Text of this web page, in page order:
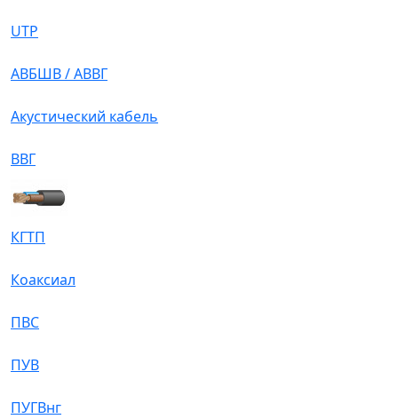
UTP
АВБШВ / АВВГ
Акустический кабель
ВВГ
КГТП
Коаксиал
ПВС
ПУВ
ПУГВнг